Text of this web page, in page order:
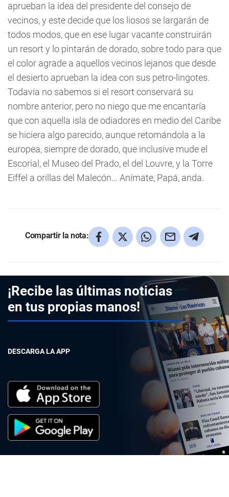
aprueban la idea del presidente del consejo de
vecinos, y este decide que los liosos se largarán de
todos modos, que en ese lugar vacante construirán
un resort y lo pintarán de dorado, sobre todo para que
el color agrade a aquellos vecinos lejanos que desde
el desierto aprueban la idea con sus petro-lingotes.
Todavía no sabemos si el resort conservará su
nombre anterior, pero no niego que me encantaría
que con aquella isla de odiadores en medio del Caribe
se hiciera algo parecido, aunque retomándola a la
europea, siempre de dorado, que inclusive mude el
Escorial, el Museo del Prado, el del Louvre, y la Torre
Eiffel a orillas del Malecón… Anímate, Papá, anda.
Compartir la nota:
¡Recibe las últimas noticias
en tus propias manos!
DESCARGA LA APP